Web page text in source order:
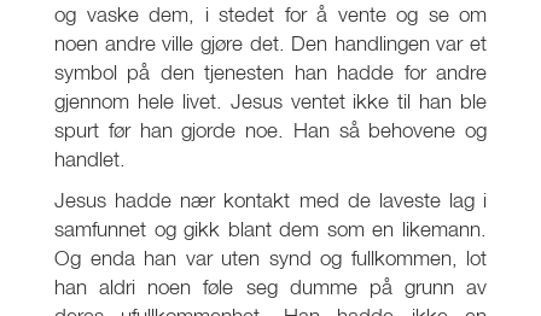
og vaske dem, i stedet for å vente og se om
noen andre ville gjøre det. Den handlingen var et
symbol på den tjenesten han hadde for andre
gjennom hele livet. Jesus ventet ikke til han ble
spurt før han gjorde noe. Han så behovene og
handlet.
Jesus hadde nær kontakt med de laveste lag i
samfunnet og gikk blant dem som en likemann.
Og enda han var uten synd og fullkommen, lot
han aldri noen føle seg dumme på grunn av